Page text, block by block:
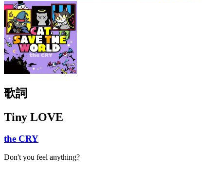
歌詞
Tiny LOVE
the CRY
Don't you feel anything?